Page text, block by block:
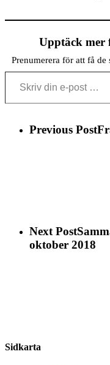
Upptäck mer
Prenumerera för att få
Skriv din e-post …
Previous Post
Next Post
oktober 2018
Share
Sidkarta